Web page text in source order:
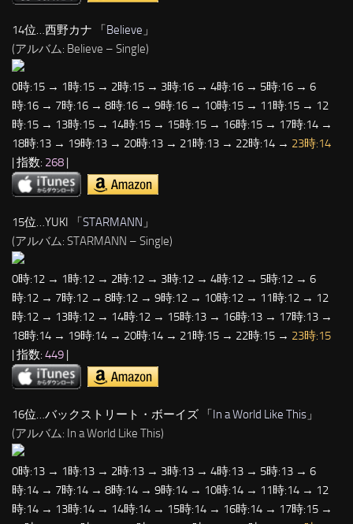
14位…西野カナ 「Believe 」
(アルバム: Believe – Single)
0時:15 → 1時:15 → 2時:15 → 3時:16 → 4時:16 → 5時:16 → 6
時:16 → 7時:16 → 8時:16 → 9時:16 → 10時:15 → 11時:15 → 12
時:15 → 13時:15 → 14時:15 → 15時:15 → 16時:15 → 17時:14 →
18時:13 → 19時:13 → 20時:13 → 21時:13 → 22時:14 → 23時:14
| 指数: 268 |
15位…YUKI 「STARMANN 」
(アルバム: STARMANN – Single)
0時:12 → 1時:12 → 2時:12 → 3時:12 → 4時:12 → 5時:12 → 6
時:12 → 7時:12 → 8時:12 → 9時:12 → 10時:12 → 11時:12 → 12
時:12 → 13時:12 → 14時:12 → 15時:13 → 16時:13 → 17時:13 →
18時:14 → 19時:14 → 20時:14 → 21時:15 → 22時:15 → 23時:15
| 指数: 449 |
16位…バックストリート・ボーイズ 「In a World Like This 」
(アルバム: In a World Like This)
0時:13 → 1時:13 → 2時:13 → 3時:13 → 4時:13 → 5時:13 → 6
時:14 → 7時:14 → 8時:14 → 9時:14 → 10時:14 → 11時:14 → 12
時:14 → 13時:14 → 14時:14 → 15時:14 → 16時:14 → 17時:15 →